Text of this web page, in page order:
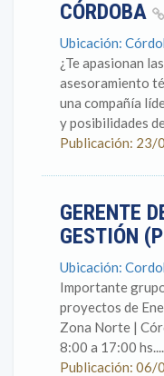
CÓRDOBA
Ubicación:
¿Te apasionan
asesoramiento
una compañía
y posibilidades
Publicación:
GERENTE
GESTIÓN
Ubicación:
Importante
proyectos de
Zona Norte |
8:00 a 17:00 hs....
Publicación: